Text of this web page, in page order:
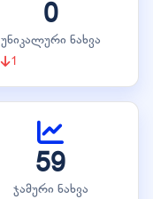
0
უნიკალური ნახვა
1
59
ჯამური ნახვა